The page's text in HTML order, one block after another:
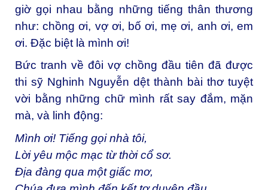
giờ gọi nhau bằng những tiếng thân thương
như: chồng ơi, vợ ơi, bố ơi, mẹ ơi, anh ơi, em
ơi. Đặc biệt là mình ơi!
Bức tranh về đôi vợ chồng đầu tiên đã được
thi sỹ Nghinh Nguyễn dệt thành bài thơ tuyệt
vời bằng những chữ mình rất say đắm, mặn
mà, và linh động:
Mình ơi! Tiếng gọi nhà tôi,
Lời yêu mộc mạc từ thời cổ sơ.
Địa đàng qua một giấc mơ,